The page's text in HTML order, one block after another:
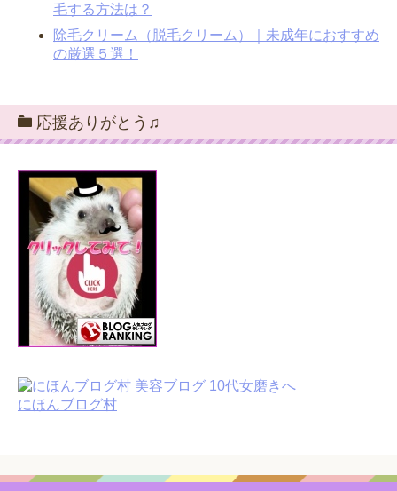
毛する方法は？
除毛クリーム（脱毛クリーム）｜未成年におすすめ
の厳選５選！
応援ありがとう♫
にほんブログ村